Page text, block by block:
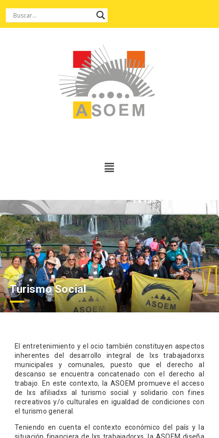
Turismo Social
El entretenimiento y el ocio también constituyen aspectos
inherentes del desarrollo integral de lxs trabajadorxs
municipales y comunales, puesto que el derecho al
descanso se encuentra concatenado con el derecho al
trabajo. En este contexto, la ASOEM promueve el acceso
de lxs afiliadxs al turismo social y solidario con fines
recreativos y/o culturales en igualdad de condiciones con
el turismo general.
Teniendo en cuenta el contexto económico del país y la